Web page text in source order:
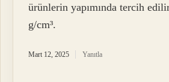
ürünlerin yapımında tercih
g/cm³.
Mart 12, 2025 Yanıtla